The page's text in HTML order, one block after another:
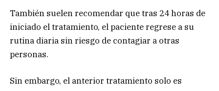
También suelen recomendar que tras 24 horas de
iniciado el tratamiento, el paciente regrese a su
rutina diaria sin riesgo de contagiar a otras
personas.
Sin embargo, el anterior tratamiento solo es